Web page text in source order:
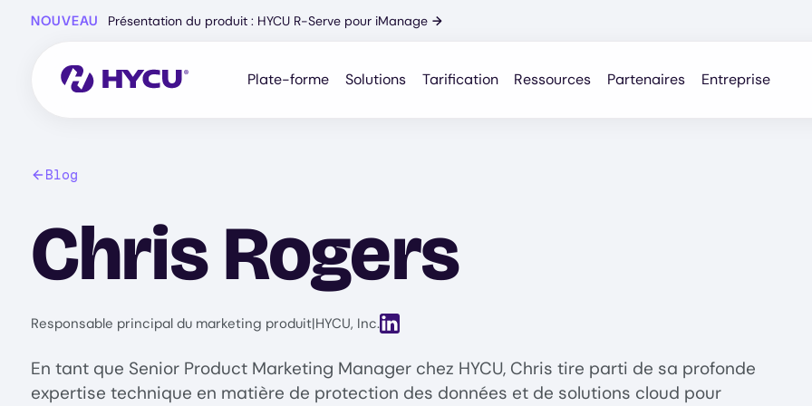
NOUVEAU Présentation du produit : HYCU R-Serve pour iManage →
Plate-forme Solutions Tarification Ressources Partenaires Entreprise
Blog
Chris Rogers
Responsable principal du marketing produit|HYCU, Inc.View LinkedIn profile for Chris Rogers
En tant que Senior Product Marketing Manager chez HYCU, Chris tire parti de sa profonde
expertise technique en matière de protection des données et de solutions cloud pour